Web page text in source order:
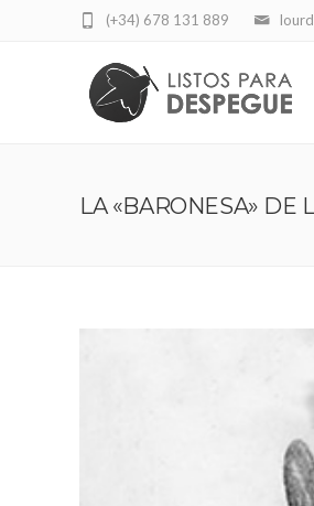
(+34) 678 131 889
LA «BARONESA» DE